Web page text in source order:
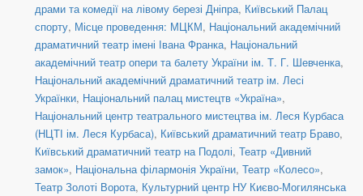
драми та комедії на лівому березі Дніпра, Київський Палац
спорту, Місце проведення: МЦКМ, Національний академічний
драматичний театр імені Івана Франка, Національний
академічний театр опери та балету України ім. Т. Г. Шевченка,
Національний академічний драматичний театр ім. Лесі
Українки, Національний палац мистецтв «Україна»,
Національний центр театрального мистецтва ім. Леся Курбаса
(НЦТІ ім. Леся Курбаса), Київський драматичний театр Браво,
Київський драматичний театр на Подолі, Театр «Дивний
замок», Національна філармонія України, Театр «Колесо»,
Театр Золоті Ворота, Культурний центр НУ Києво-Могилянська